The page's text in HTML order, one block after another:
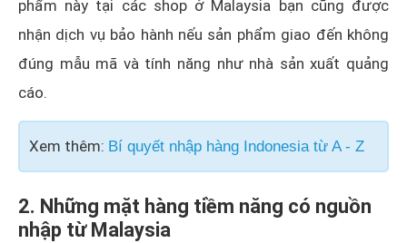
phẩm này tại các shop ở Malaysia bạn cũng được
nhận dịch vụ bảo hành nếu sản phẩm giao đến không
đúng mẫu mã và tính năng như nhà sản xuất quảng
cáo.
Xem thêm: Bí quyết nhập hàng Indonesia từ A - Z
2. Những mặt hàng tiềm năng có nguồn
nhập từ Malaysia